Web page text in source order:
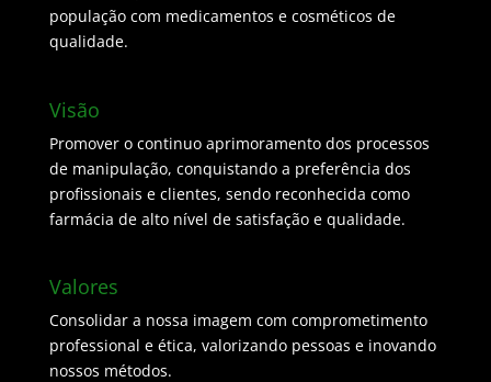
população com medicamentos e cosméticos de
qualidade.
Visão
Promover o continuo aprimoramento dos processos
de manipulação, conquistando a preferência dos
profissionais e clientes, sendo reconhecida como
farmácia de alto nível de satisfação e qualidade.
Valores
Consolidar a nossa imagem com comprometimento
professional e ética, valorizando pessoas e inovando
nossos métodos.